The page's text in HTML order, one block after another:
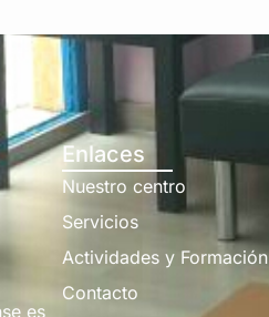
es
Enlaces
Nuestro centro
Servicios
Actividades y Formación
Contacto